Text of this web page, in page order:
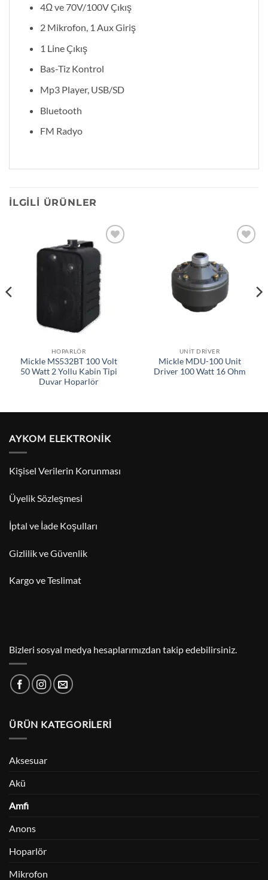
4Ω ve 70V/100V Çıkış
2 Mikrofon, 1 Aux Giriş
1 Line Çıkış
Bas-Tiz Kontrol
Mp3 Player, USB/SD
Bluetooth
FM Radyo
İLGILI ÜRÜNLER
Add to
wishlist
HOPARLÖR
Mickle MS532BT 100 Volt
50 Watt 2 Yollu Kabin Tipi
Duvar Hoparlör
UNIT DRIVER
Mickle MDU-100 Unit
Driver 100 Watt 16 Ohm
AYKOM ELEKTRONİK
Kişisel Verilerin Korunması
Üyelik Sözleşmesi
İptal ve İade Koşulları
Gizlilik ve Güvenlik
Kargo ve Teslimat
Bizleri sosyal medya hesaplarımızdan takip edebilirsiniz.
ÜRÜN KATEGORILERI
Aksesuar
Akü
Amfi
Anons
Hoparlör
Mikrofon